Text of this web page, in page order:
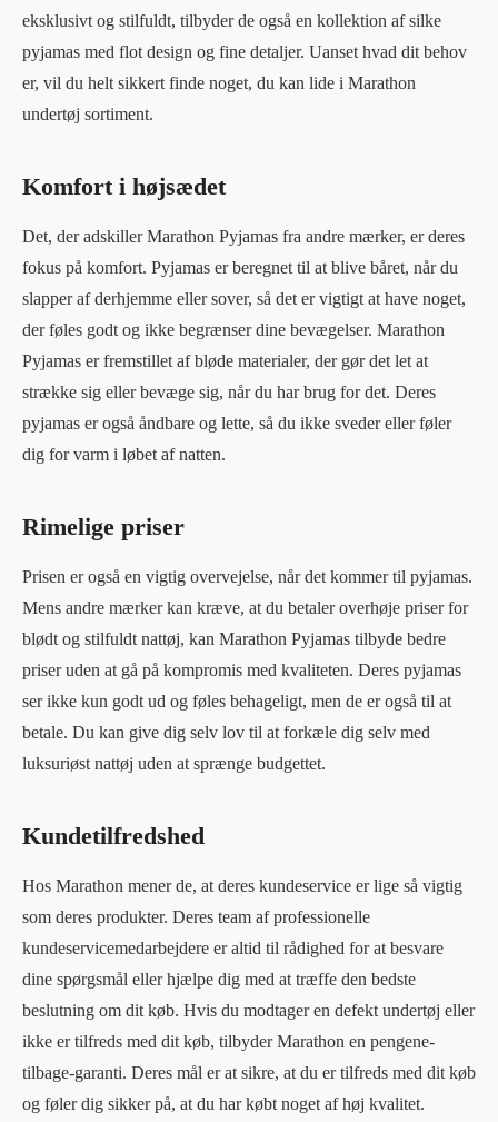
eksklusivt og stilfuldt, tilbyder de også en kollektion af silke
pyjamas med flot design og fine detaljer. Uanset hvad dit behov
er, vil du helt sikkert finde noget, du kan lide i Marathon
undertøj sortiment.
Komfort i højsædet
Det, der adskiller Marathon Pyjamas fra andre mærker, er deres
fokus på komfort. Pyjamas er beregnet til at blive båret, når du
slapper af derhjemme eller sover, så det er vigtigt at have noget,
der føles godt og ikke begrænser dine bevægelser. Marathon
Pyjamas er fremstillet af bløde materialer, der gør det let at
strække sig eller bevæge sig, når du har brug for det. Deres
pyjamas er også åndbare og lette, så du ikke sveder eller føler
dig for varm i løbet af natten.
Rimelige priser
Prisen er også en vigtig overvejelse, når det kommer til pyjamas.
Mens andre mærker kan kræve, at du betaler overhøje priser for
blødt og stilfuldt nattøj, kan Marathon Pyjamas tilbyde bedre
priser uden at gå på kompromis med kvaliteten. Deres pyjamas
ser ikke kun godt ud og føles behageligt, men de er også til at
betale. Du kan give dig selv lov til at forkæle dig selv med
luksuriøst nattøj uden at sprænge budgettet.
Kundetilfredshed
Hos Marathon mener de, at deres kundeservice er lige så vigtig
som deres produkter. Deres team af professionelle
kundeservicemedarbejdere er altid til rådighed for at besvare
dine spørgsmål eller hjælpe dig med at træffe den bedste
beslutning om dit køb. Hvis du modtager en defekt undertøj eller
ikke er tilfreds med dit køb, tilbyder Marathon en pengene-
tilbage-garanti. Deres mål er at sikre, at du er tilfreds med dit køb
og føler dig sikker på, at du har købt noget af høj kvalitet.